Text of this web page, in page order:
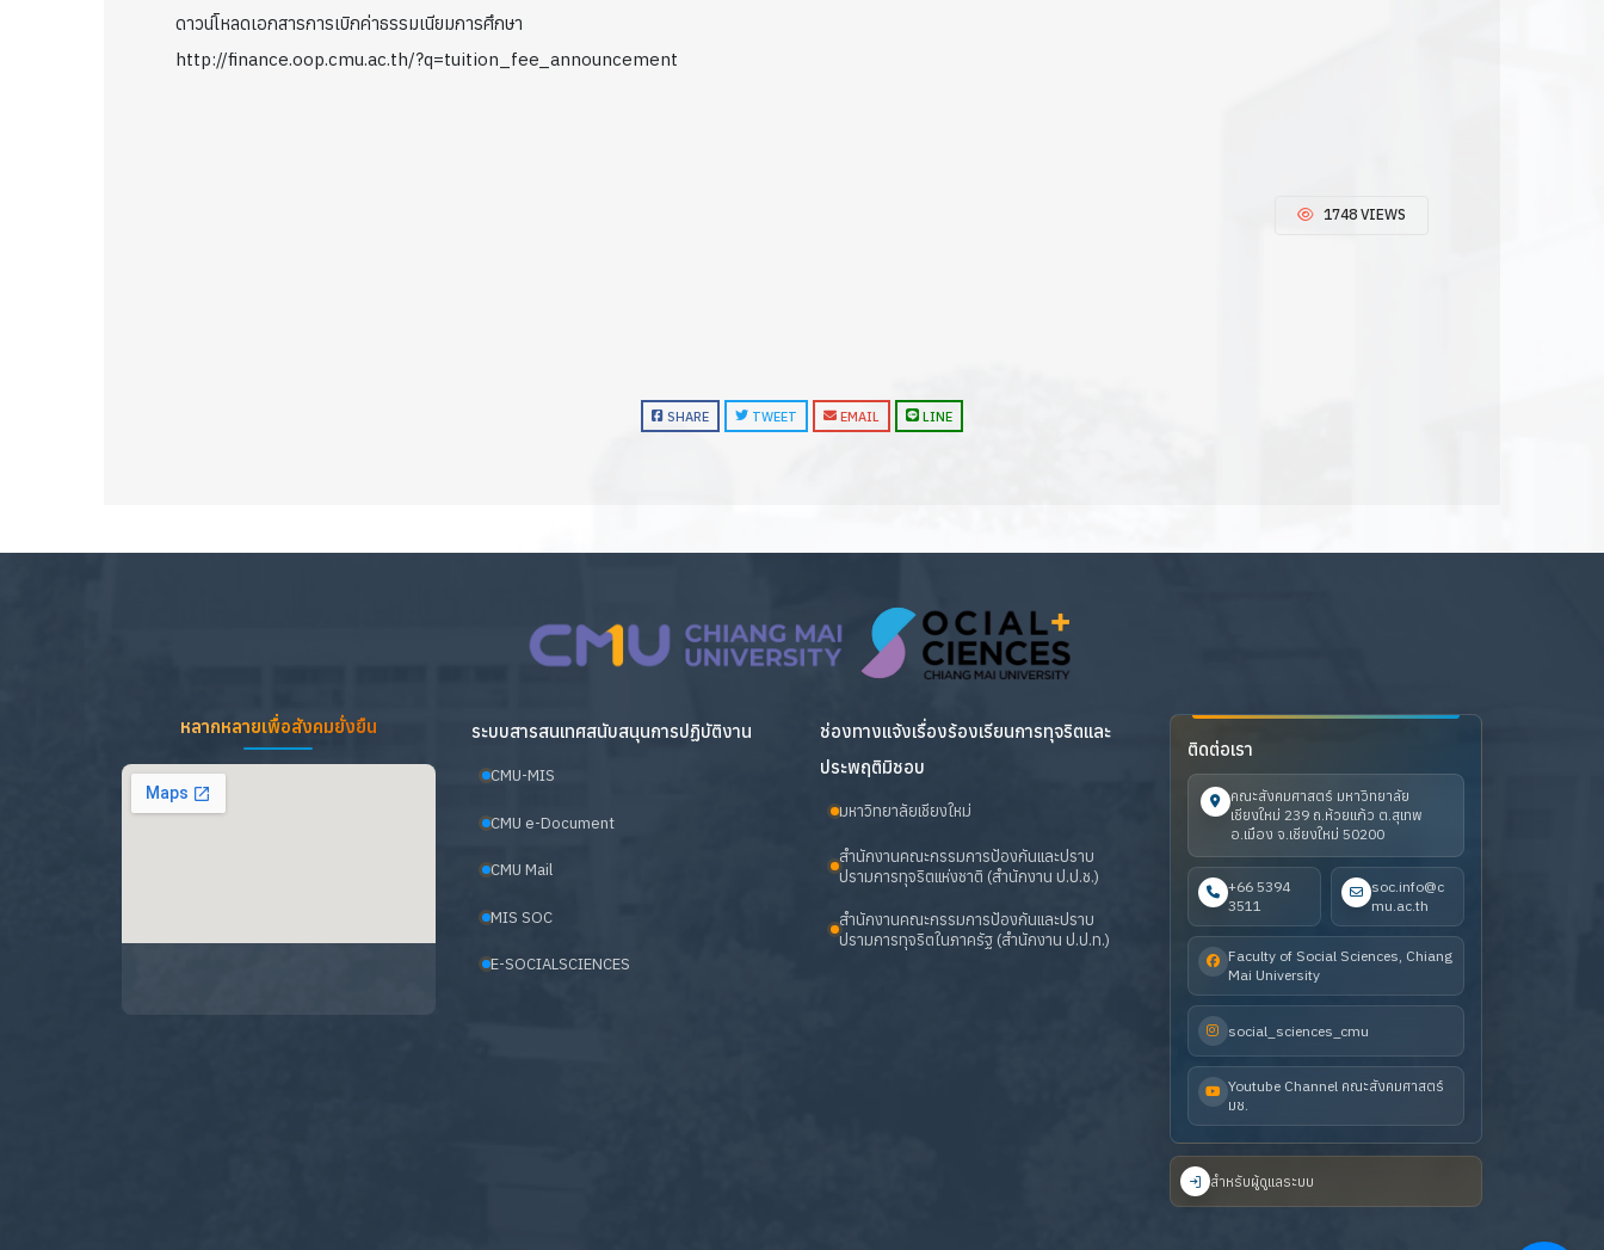
ดาวน์โหลดเอกสารการเบิกค่าธรรมเนียมการศึกษา
http://finance.oop.cmu.ac.th/?q=tuition_fee_announcement
1748 VIEWS
SHARE TWEET EMAIL LINE
หลากหลายเพื่อสังคมยั่งยืน ระบบสารสนเทศสนับสนุนการปฏิบัติงาน
CMU-MIS
CMU e-Document
CMU Mail
MIS SOC
E-SOCIALSCIENCES
ช่องทางแจ้งเรื่องร้องเรียนการทุจริตและ
ประพฤติมิชอบ
มหาวิทยาลัยเชียงใหม่
สำนักงานคณะกรรมการป้องกันและปราบ
ปรามการทุจริตแห่งชาติ (สำนักงาน ป.ป.ช.)
สำนักงานคณะกรรมการป้องกันและปราบ
ปรามการทุจริตในภาครัฐ (สำนักงาน ป.ป.ท.)
ติดต่อเรา
คณะสังคมศาสตร์ มหาวิทยาลัย
เชียงใหม่ 239 ถ.ห้วยแก้ว ต.สุเทพ
อ.เมือง จ.เชียงใหม่ 50200
+66 5394
3511
soc.info@c
mu.ac.th
Faculty of Social Sciences, Chiang
Mai University
social_sciences_cmu
Youtube Channel คณะสังคมศาสตร์
มช.
สำหรับผู้ดูแลระบบ